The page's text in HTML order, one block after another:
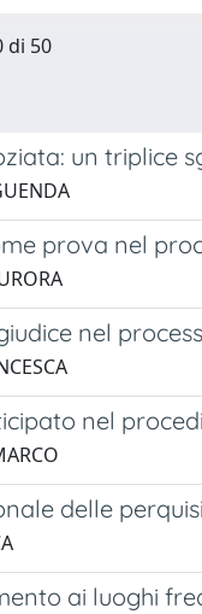
di 50
un triplice
prova nel
nel
nel
delle
ai luoghi